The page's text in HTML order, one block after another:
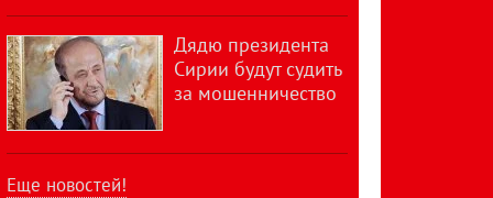
Дядю президента
Сирии будут судить
за мошенничество
Еще новостей!